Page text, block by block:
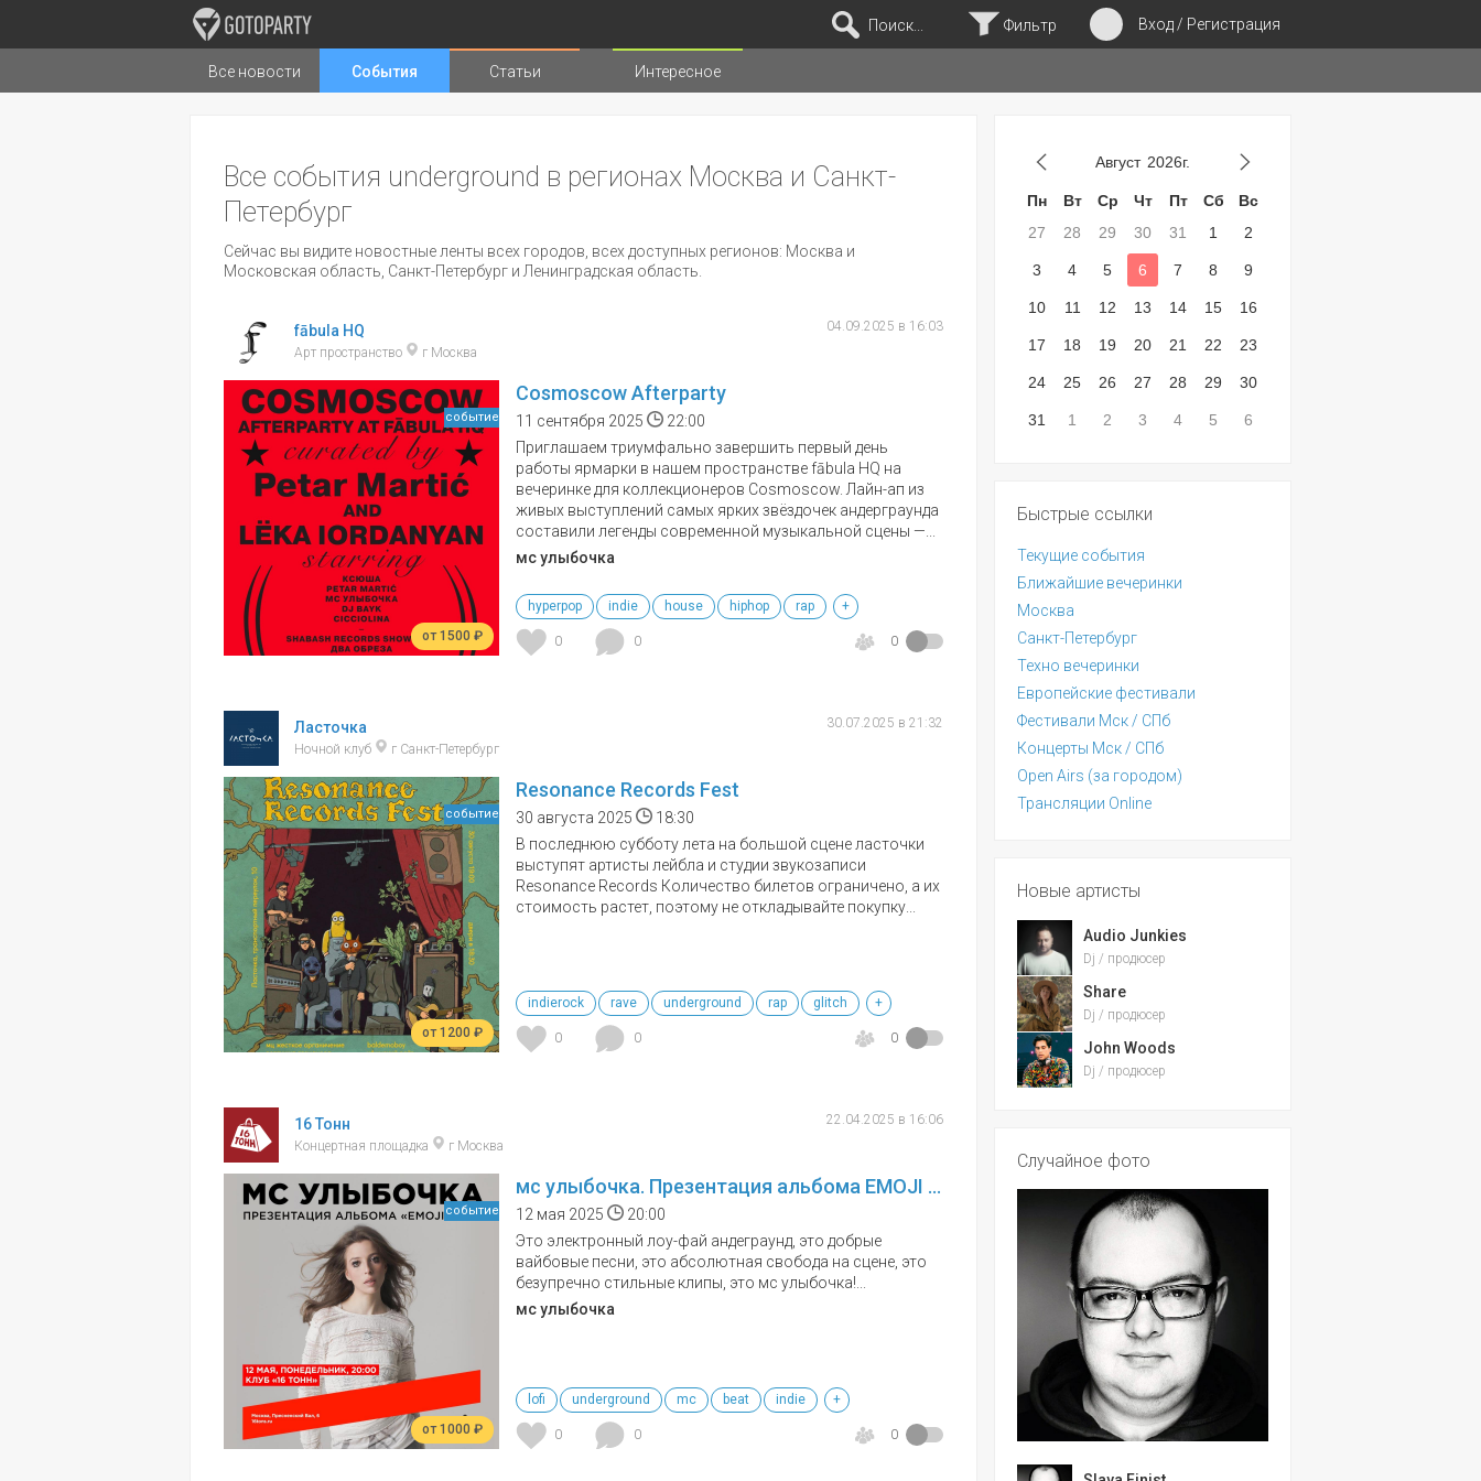
Вход / Регистрация
Фильтр
Поиск...
Города Музыка Типы страниц
Все новости События Статьи Интересное
Все события underground в регионах Москва и Санкт-
Петербург
Сейчас вы видите новостные ленты всех городов, всех доступных регионов: Москва и
Московская область, Санкт-Петербург и Ленинградская область.
04.09.2025 в 16:03
fābula HQ
Арт пространство г Москва
от 1500 ₽
событие
Cosmoscow Afterparty
11 сентября 2025
22:00
Приглашаем триумфально завершить первый день
работы ярмарки в нашем пространстве fābula HQ на
вечеринке для коллекционеров Cosmoscow. Лайн-ап из
живых выступлений самых ярких звёздочек андерграунда
составили легенды современной музыкальной сцены —...
мс улыбочка
hyperpop indie house hiphop rap +
0 0 0
30.07.2025 в 21:32
Ласточка
Ночной клуб г Санкт-Петербург
от 1200 ₽
событие
Resonance Records Fest
30 августа 2025
18:30
В последнюю субботу лета на большой сцене ласточки
выступят артисты лейбла и студии звукозаписи
Resonance Records Количество билетов ограничено, а их
стоимость растет, поэтому не откладывайте покупку...
indierock rave underground rap glitch +
0 0 0
22.04.2025 в 16:06
16 Тонн
Концертная площадка г Москва
от 1000 ₽
событие
мс улыбочка. Презентация альбома EMOJI GIRL
12 мая 2025
20:00
Это электронный лоу-фай андеграунд, это добрые
вайбовые песни, это абсолютная свобода на сцене, это
безупречно стильные клипы, это мс улыбочка!...
мс улыбочка
lofi underground mc beat indie +
0 0 0
Август 2026г.
Пн Вт Ср Чт Пт Сб
Вс
27
28 29 30 31 1 2
3 4 5 6 7 8 9
10 11 12 13 14 15 16
17 18 19 20 21 22 23
24 25 26 27 28 29 30
31 1 2 3 4 5 6
Быстрые ссылки
Текущие события
Ближайшие вечеринки
Москва
Санкт-Петербург
Техно вечеринки
Европейские фестивали
Фестивали Мск / СПб
Концерты Мск / СПб
Open Airs (за городом)
Трансляции Online
Новые артисты
Audio Junkies
Dj / продюсер
Share
Dj / продюсер
John Woods
Dj / продюсер
Случайное фото